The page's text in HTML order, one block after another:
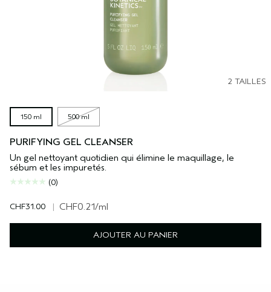
2 TAILLES
150 ml 500 ml
PURIFYING GEL CLEANSER
Un gel nettoyant quotidien qui élimine le maquillage, le
sébum et les impuretés.
(0)
CHF31.00 | CHF0.21/ml
AJOUTER AU PANIER